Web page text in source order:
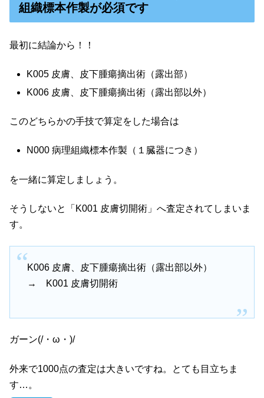
組織標本作製が必須です
最初に結論から！！
K005 皮膚、皮下腫瘍摘出術（露出部）
K006 皮膚、皮下腫瘍摘出術（露出部以外）
このどちらかの手技で算定をした場合は
N000 病理組織標本作製（１臓器につき）
を一緒に算定しましょう。
そうしないと「K001 皮膚切開術」へ査定されてしまいま
す。
K006 皮膚、皮下腫瘍摘出術（露出部以外）
→ K001 皮膚切開術
ガーン(/・ω・)/
外来で1000点の査定は大きいですね。とても目立ちま
す…。